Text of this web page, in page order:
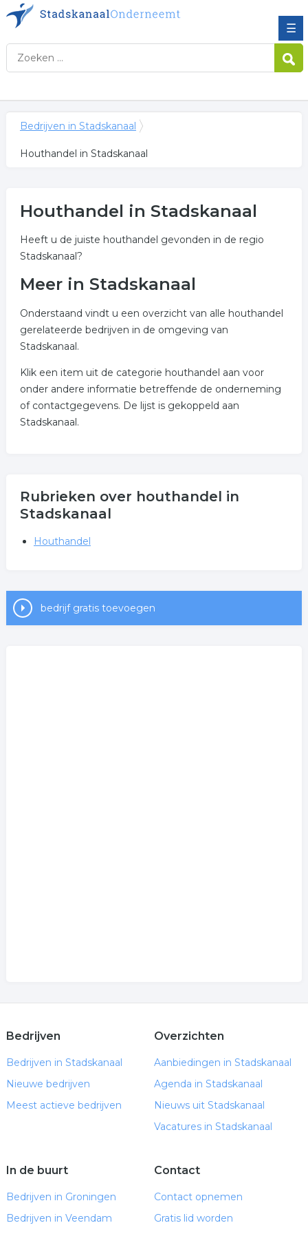
☰
Bedrijven in Stadskanaal
Houthandel in Stadskanaal
Houthandel in Stadskanaal
Heeft u de juiste houthandel gevonden in de regio
Stadskanaal?
Meer in Stadskanaal
Onderstaand vindt u een overzicht van alle houthandel
gerelateerde bedrijven in de omgeving van
Stadskanaal.
Klik een item uit de categorie houthandel aan voor
onder andere informatie betreffende de onderneming
of contactgegevens. De lijst is gekoppeld aan
Stadskanaal.
Rubrieken over houthandel in
Stadskanaal
Houthandel
bedrijf gratis toevoegen
Bedrijven
Bedrijven in Stadskanaal
Nieuwe bedrijven
Meest actieve bedrijven
Overzichten
Aanbiedingen in Stadskanaal
Agenda in Stadskanaal
Nieuws uit Stadskanaal
Vacatures in Stadskanaal
In de buurt
Bedrijven in Groningen
Bedrijven in Veendam
Contact
Contact opnemen
Gratis lid worden